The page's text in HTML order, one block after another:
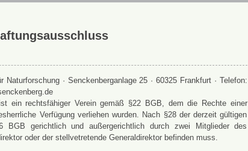
· Senckenberganlage 25 · 60325 Frankfurt · Telefon:
ein rechtsfähiger Verein gemäß §22 BGB, dem die Rechte einer
Verfügung verliehen wurden. Nach §28 der derzeit gültigen
gerichtlich und außergerichtlich durch zwei Mitglieder des
oder der stellvetretende Generaldirektor befinden muss.